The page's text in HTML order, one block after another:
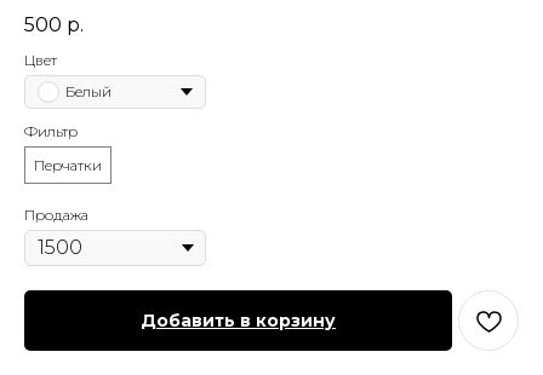
500 р.
Цвет
Белый
Фильтр
Перчатки
Продажа
Добавить в корзину